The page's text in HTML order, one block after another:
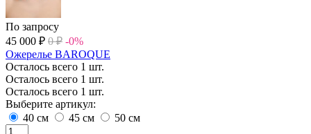
По запросу
45 000 ₽ 0 ₽ -0%
Ожерелье BAROQUE
Осталось всего 1 шт.
Осталось всего 1 шт.
Осталось всего 1 шт.
Выберите артикул:
40 см
45 см 50 см